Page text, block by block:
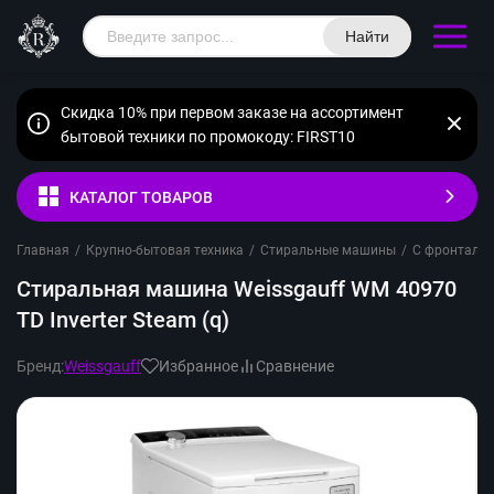
Найти
Скидка 10% при первом заказе на ассортимент
бытовой техники по промокоду: FIRST10
КАТАЛОГ ТОВАРОВ
Главная / Крупно-бытовая техника / Стиральные машины / С
Стиральная машина Weissgauff WM 40970
TD Inverter Steam (q)
Бренд:Weissgauff Избранное Сравнение